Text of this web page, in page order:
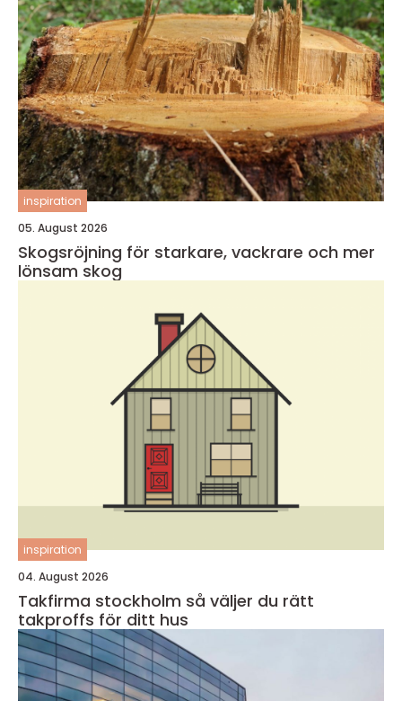
inspiration
05. August 2026
Skogsröjning för starkare, vackrare och mer
lönsam skog
inspiration
04. August 2026
Takfirma stockholm så väljer du rätt
takproffs för ditt hus